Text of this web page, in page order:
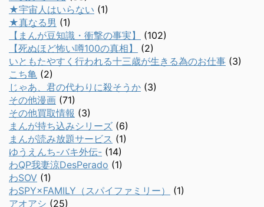
★宇宙人はいらない (1)
★真なる男 (1)
【まんが豆知識・衝撃の事実】
(102)
【死ぬほど怖い噂100の真相】
(2)
いともたやすく行われる十三歳が生きる為のお仕事 (3)
こち亀 (2)
じゃあ、君の代わりに殺そうか (3)
その他漫画 (71)
その他買取情報 (3)
まんが持ち込みシリーズ (6)
まんが読み放題サービス (1)
ゆうえんち-バキ外伝- (14)
わQP我妻涼DesPerado (1)
わSOV (1)
わSPY×FAMILY（スパイファミリー）
(1)
アオアシ (25)